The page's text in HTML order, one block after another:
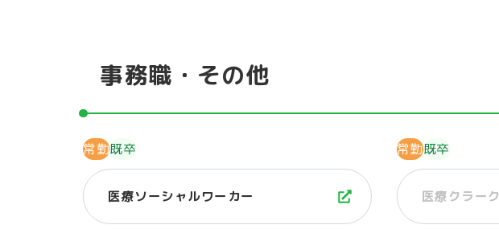
事務職・その他
常勤既卒
医療ソーシャルワーカー
常勤既卒
医療クラーク